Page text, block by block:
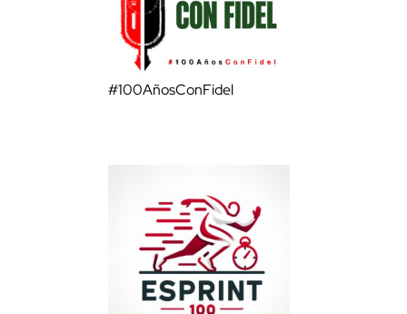
#100AñosConFidel